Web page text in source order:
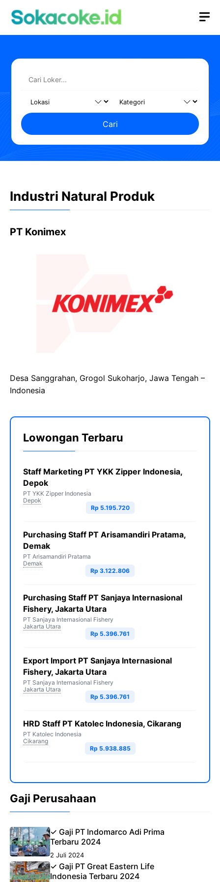
Cari
Industri Natural Produk
PT Konimex
Desa Sanggrahan, Grogol Sukoharjo, Jawa Tengah –
Indonesia
Lowongan Terbaru
Staff Marketing PT YKK Zipper Indonesia,
Depok
PT YKK Zipper Indonesia
Depok
Rp 5.195.720
Purchasing Staff PT Arisamandiri Pratama,
Demak
PT Arisamandiri Pratama
Demak
Rp 3.122.806
Purchasing Staff PT Sanjaya Internasional
Fishery, Jakarta Utara
PT Sanjaya Internasional Fishery
Jakarta Utara
Rp 5.396.761
Export Import PT Sanjaya Internasional
Fishery, Jakarta Utara
PT Sanjaya Internasional Fishery
Jakarta Utara
Rp 5.396.761
HRD Staff PT Katolec Indonesia, Cikarang
PT Katolec Indonesia
Cikarang
Rp 5.938.885
Gaji Perusahaan
✓ Gaji PT Indomarco Adi Prima
Terbaru 2024
2 Juli 2024
✓ Gaji PT Great Eastern Life
Indonesia Terbaru 2024